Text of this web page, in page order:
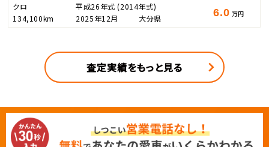
クロ 平成26年式(2014年式)
134,100km
2025年12月 大分県 6.0 万円
査定実績をもっと見る